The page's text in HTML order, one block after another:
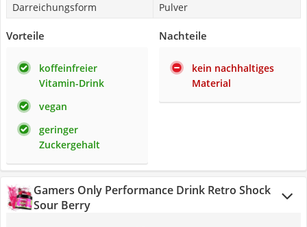
Darreichungsform
Pulver
Vorteile
koffeinfreier
Vitamin-Drink
vegan
geringer
Zuckergehalt
Nachteile
kein nachhaltiges
Material
Gamers Only Performance Drink Retro Shock
Sour Berry